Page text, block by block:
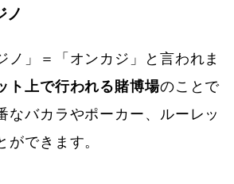
ノ
ノ」＝「オンカジ」と言われま
ト上で行われる賭博場のことで
なバカラやポーカー、ルーレッ
ができます。